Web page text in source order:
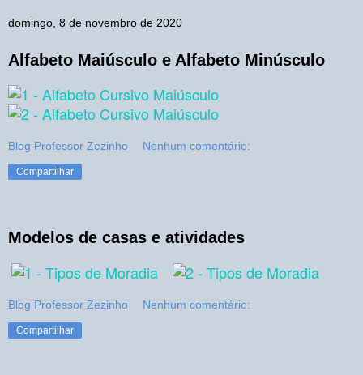
domingo, 8 de novembro de 2020
Alfabeto Maiúsculo e Alfabeto Minúsculo
Blog Professor Zezinho Nenhum comentário:
Compartilhar
Modelos de casas e atividades
Blog Professor Zezinho Nenhum comentário:
Compartilhar